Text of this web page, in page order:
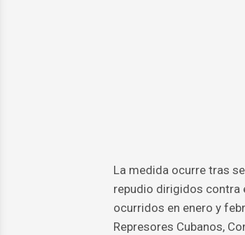
La medida ocurre tras
repudio dirigidos contra
ocurridos en enero y
Represores Cubanos,